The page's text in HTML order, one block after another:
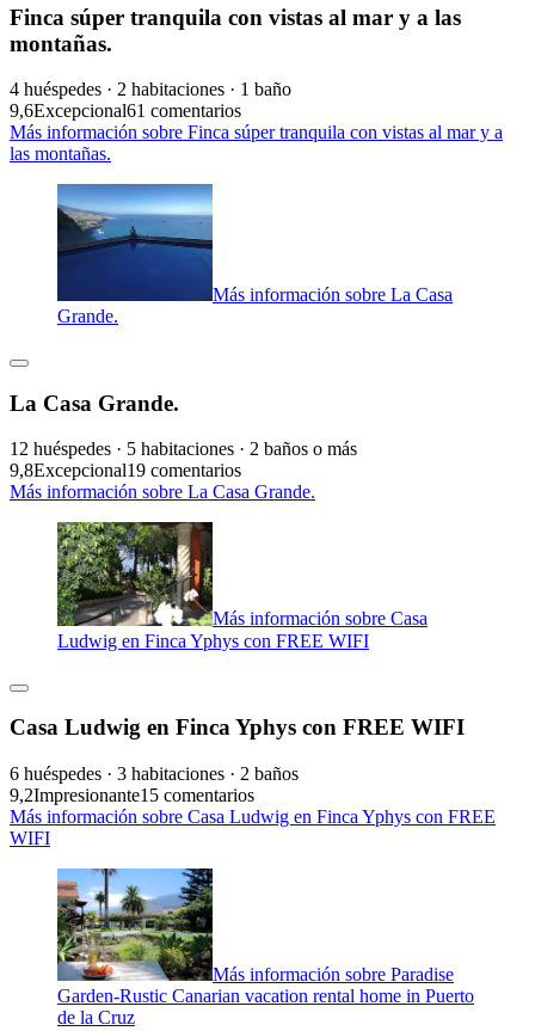
Finca súper tranquila con vistas al mar y a las
montañas.
4 huéspedes · 2 habitaciones · 1 baño
9,6Excepcional61 comentarios
Más información sobre Finca súper tranquila con vistas al mar y a
las montañas.
Más información sobre La Casa
Grande.
La Casa Grande.
12 huéspedes · 5 habitaciones · 2 baños o más
9,8Excepcional19 comentarios
Más información sobre La Casa Grande.
Más información sobre Casa
Ludwig en Finca Yphys con FREE WIFI
Casa Ludwig en Finca Yphys con FREE WIFI
6 huéspedes · 3 habitaciones · 2 baños
9,2Impresionante15 comentarios
Más información sobre Casa Ludwig en Finca Yphys con FREE
WIFI
Más información sobre Paradise
Garden-Rustic Canarian vacation rental home in Puerto
de la Cruz